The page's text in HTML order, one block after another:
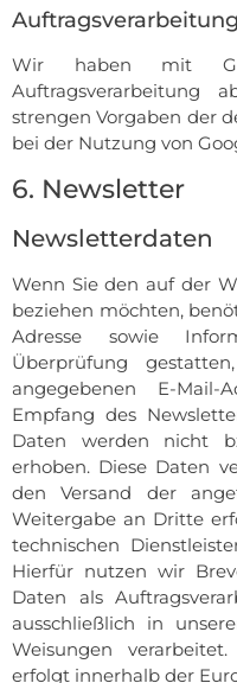
Auftragsverarbeitung
Wir haben mit
Auftragsverarbeitung
strengen Vorgaben der
bei der Nutzung von
6. Newsletter
Newsletter­daten
Wenn Sie den auf der
beziehen möchten,
Adresse sowie
Überprüfung
angegebenen E-
Empfang des
Daten werden nicht
erhoben. Diese Daten
den Versand der
Weitergabe an Dritte
technischen
Hierfür nutzen wir
Daten als
ausschließlich in
Weisungen
erfolgt innerhalb der